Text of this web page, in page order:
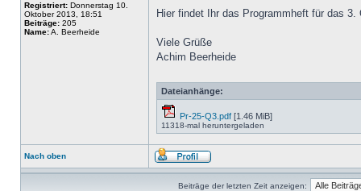
Registriert: Donnerstag 10.
Oktober 2013, 18:51
Beiträge: 205
Name:A. Beerheide
Hier findet Ihr das Programmheft für das 3.
Viele Grüße
Achim Beerheide
Dateianhänge:
Pr-25-Q3.pdf [1.46 MiB]
11318-mal heruntergeladen
Nach oben
Beiträge der letzten Zeit anzeigen: